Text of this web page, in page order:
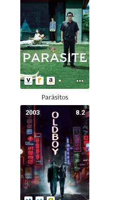
Parásitos
8.2
2003